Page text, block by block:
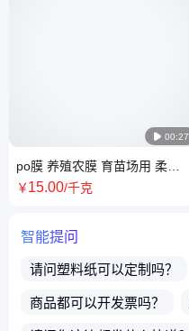
 00:27
po膜 养殖农膜 育苗场用 柔软
易造型 减少病虫害 银丰供应
￥15.00/千克
智能提问
请问塑料纸可以定制吗？
商品都可以开发票吗？